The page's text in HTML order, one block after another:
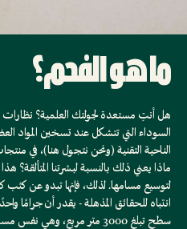
ما هو الفحم؟
هل أنتِ مستعدة لجولتك العلمية؟ نظارات
السوداء التي تتشكل عند تسخين المواد
الناحية التقنية (ونحن نتجول هنا)، في
ماذا يعني ذلك بالنسبة لبشرتنا المتألقة؟
لتوسيع مسامها. لذلك، فإنها تبدو عن كثب
انتباه للحقائق المذهلة - يقدر أن
سطح تبلغ 3000 متر مربع،